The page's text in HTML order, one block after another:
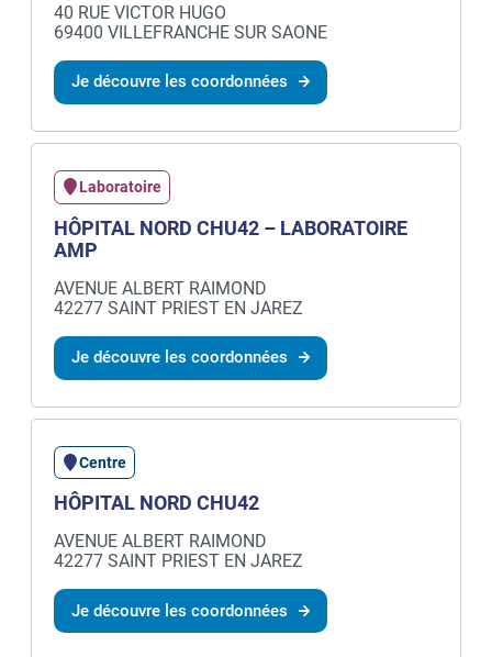
40 RUE VICTOR HUGO
69400 VILLEFRANCHE SUR SAONE
Je découvre les coordonnées
Laboratoire
HÔPITAL NORD CHU42 – LABORATOIRE
AMP
AVENUE ALBERT RAIMOND
42277 SAINT PRIEST EN JAREZ
Je découvre les coordonnées
Centre
HÔPITAL NORD CHU42
AVENUE ALBERT RAIMOND
42277 SAINT PRIEST EN JAREZ
Je découvre les coordonnées